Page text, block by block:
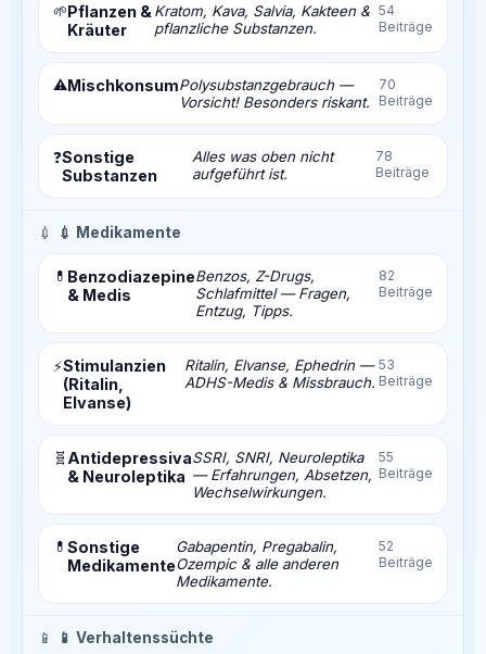
🌱Pflanzen &
Kräuter
Kratom, Kava, Salvia, Kakteen &
pflanzliche Substanzen.
54
Beiträge
⚠️MischkonsumPolysubstanzgebrauch —
Vorsicht! Besonders riskant.
70
Beiträge
❓Sonstige
Substanzen
Alles was oben nicht
aufgeführt ist.
78
Beiträge
💉 💉 Medikamente
💊 Benzodiazepine
& Medis
Benzos, Z-Drugs,
Schlafmittel — Fragen,
Entzug, Tipps.
82
Beiträge
⚡Stimulanzien
(Ritalin,
Elvanse)
Ritalin, Elvanse, Ephedrin —
ADHS-Medis & Missbrauch.
53
Beiträge
🧬 Antidepressiva
& Neuroleptika
SSRI, SNRI, Neuroleptika
— Erfahrungen, Absetzen,
Wechselwirkungen.
55
Beiträge
💊 Sonstige
Medikamente
Gabapentin, Pregabalin,
Ozempic & alle anderen
Medikamente.
52
Beiträge
📱 📱 Verhaltenssüchte